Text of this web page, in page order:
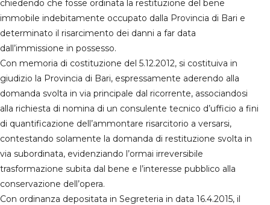
chiedendo che fosse ordinata la restituzione del bene
immobile indebitamente occupato dalla Provincia di Bari e
determinato il risarcimento dei danni a far data
dall’immissione in possesso.
Con memoria di costituzione del 5.12.2012, si costituiva in
giudizio la Provincia di Bari, espressamente aderendo alla
domanda svolta in via principale dal ricorrente, associandosi
alla richiesta di nomina di un consulente tecnico d’ufficio a fini
di quantificazione dell’ammontare risarcitorio a versarsi,
contestando solamente la domanda di restituzione svolta in
via subordinata, evidenziando l’ormai irreversibile
trasformazione subita dal bene e l’interesse pubblico alla
conservazione dell’opera.
Con ordinanza depositata in Segreteria in data 16.4.2015, il